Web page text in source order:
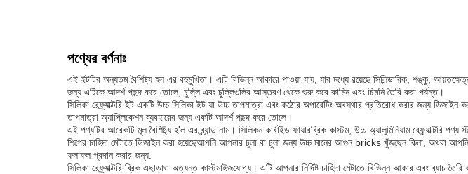
পণ্যের বর্ণনাঃ
এই ইটটির অন্যতম বৈশিষ্ট্য হল এর বহুমুখিতা। এটি বিভিন্ন আকারে পাওয়া যায়, যার মধ্যে রয়েছে সিলিন্ডারিক, শঙ্কু,
জন্য এটিকে আদর্শ পছন্দ করে তোলে, চুল্লি এবং চুল্লিগুলির আস্তরণ থেকে শুরু করে কামিন এবং চিমনি তৈরি করা পর্যন্ত।
সিলিকা রেফ্র্যাক্টরি ইট একটি উচ্চ সিলিকা ইট যা উচ্চ তাপমাত্রা এবং কঠোর অপারেটিং অবস্থার প্রতিরোধ করার জন্য
তাপমাত্রা অ্যাপ্লিকেশন ব্যবহারের জন্য একটি আদর্শ পছন্দ করে তোলে।
এই পণ্যটির আরেকটি মূল বৈশিষ্ট্য হ'ল এর ব্র্যান্ড নাম। সিলিকন কার্বাইড ফায়ারব্রিক কাস্টম, উচ্চ অ্যালুমিনিয়াম রেফ্র্যাক্টরি
শিল্পের চাহিদা মেটাতে ডিজাইন করা হয়েছেআপনি আপনার চুলা বা চুলা জন্য উচ্চ মানের আগুন bricks খুঁজছেন কিনা, অথবা
ফলাফল প্রদান করার জন্য.
সিলিকা রেফ্র্যাক্টরি ব্রিক এছাড়াও অত্যন্ত কাস্টমাইজযোগ্য। এটি আপনার নির্দিষ্ট চাহিদা মেটাতে বিভিন্ন আকার এবং ব্যাচ